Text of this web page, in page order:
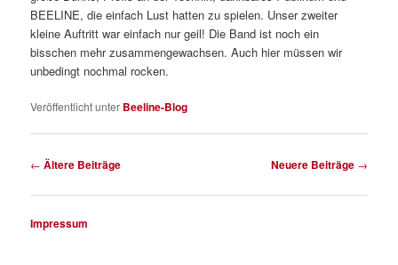
BEELINE, die einfach Lust hatten zu spielen. Unser zweiter
kleine Auftritt war einfach nur geil! Die Band ist noch ein
bisschen mehr zusammengewachsen. Auch hier müssen wir
unbedingt nochmal rocken.
Veröffentlicht unter Beeline-Blog
Beitragsnavigation
← Ältere Beiträge Neuere Beiträge →
Impressum